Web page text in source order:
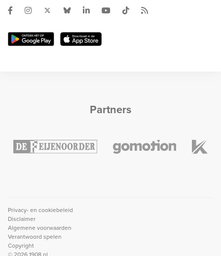
Partners
Privacy- en cookiebeleid
Disclaimer
Algemene voorwaarden
Verantwoord spelen
Copyright
© 2026 1908.nl